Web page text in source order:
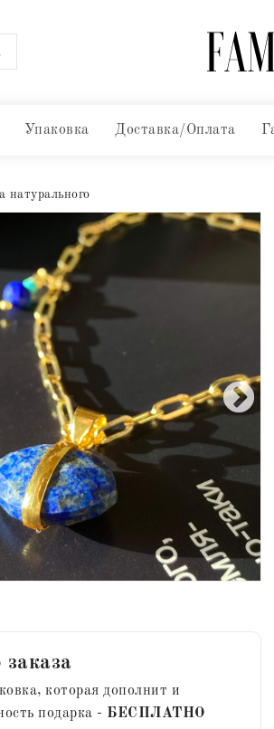
Упаковка Доставка/Оплата
натурального
которая дополнит и
подарка - БЕСПЛАТНО